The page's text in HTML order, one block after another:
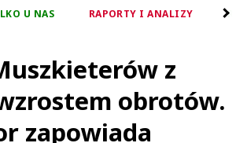
U NAS RAPORTY I ANALIZY
z
obrotów.
zapowiada